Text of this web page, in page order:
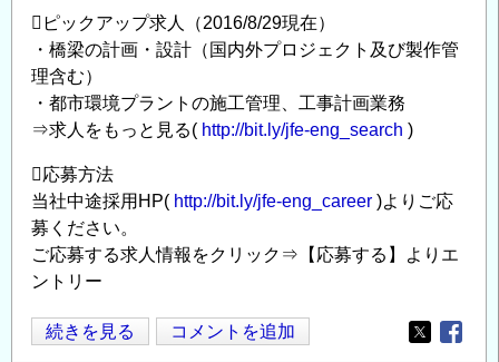
ア
（設
計・
施
工
理
な
ど）
の
ピックアップ求人（2016/8/29現在）
・橋梁の計画・設計（国内外プロジェクト及び製作管
理含む）
・都市環境プラントの施工管理、工事計画業務
⇒求人をもっと見る( http://bit.ly/jfe-eng_search )
応募方法
当社中途採用HP( http://bit.ly/jfe-eng_career )よりご応
募ください。
ご応募する求人情報をクリック⇒【応募する】よりエ
ントリー
◆
続きを見る コメントを追加
Opens in